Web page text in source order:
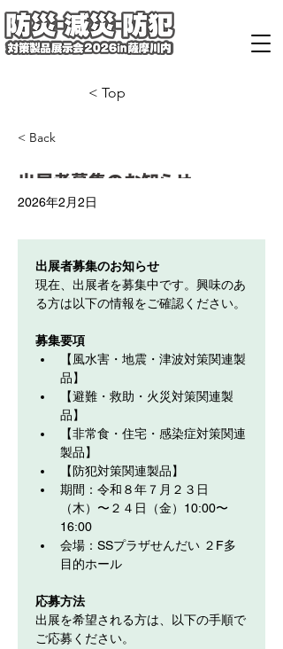
< Top
< Back
出展者募集のお知らせ
2026年2月2日
出展者募集のお知らせ
現在、出展者を募集中です。興味のあ
る方は以下の情報をご確認ください。
募集要項
【風水害・地震・津波対策関連製
品】
【避難・救助・火災対策関連製
品】
【非常食・住宅・感染症対策関連
製品】
【防犯対策関連製品】
期間：令和８年７月２３日
（木）〜２４日（金）10:00〜
16:00
会場：SSプラザせんだい ２F多
目的ホール
応募方法
出展を希望される方は、以下の手順で
ご応募ください。